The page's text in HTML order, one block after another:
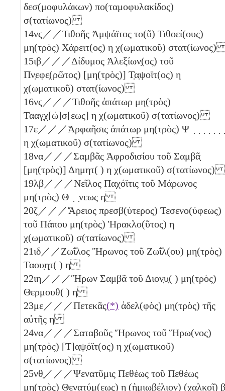
δεσ(μοφυλάκων) πο(ταμοφυλακίδος)
σ(τατίωνος)
14νϛ／／Τιθοῆς Ἀμψάϊτος το(ῦ) Τιθοεί(ους)
μη(τρὸς) Χάρειτ(ος) η χ(ωματικοῦ)
15ιβ／／／Δίδυμος Ἀλεξίων̣(ος) τοῦ
Πν̣εφε̣(ρῶτος) [μη(τρὸς)] Τ̣α̣ψοϊτ(ος) η
χ(ωματικοῦ) στατ(ίωνος)
16νϛ／／／Τιθοῆς ἀπάτωρ μη(τρὸς)
Τααγ̣χ[ώ]σ[εως] η χ(ωματικοῦ) σ(τατίωνος)
17ε／／／Ἁρφαῆσις ἀπάτωρ μη(τρὸς) Ψ ̣ ̣ ̣ ̣ ̣ ̣ ̣
η χ(ωματικοῦ) σ(τατίωνος)
18να／／／Σαμβᾶς Ἀφροδισίου τοῦ Σαμβᾶ̣
[μη(τρὸς)] Δημητ( ) η χ(ωματικοῦ) σ(τατίωνος)
19λβ／／／Νεῖλος Παχόϊτις τοῦ Μάρωνος
μη(τρὸς) Θ ̣ ̣νεως η
20ζ／／／Ἄρειος πρεσβ(ύτερος) Τεσενο(ύφεως)
τοῦ Πάπου μη(τρὸς) Ἡρακλο(ῦτος) η
χ(ωματικοῦ) σ(τατίωνος)
21ιδ／／Ζωΐλος Ἥρωνος τοῦ Ζωΐλ(ου) μη(τρὸς)
Ταου̣η̣τ( ) η
22ιη ／／／Ἥρων Σαμβᾶ τοῦ Διον̣υ̣( ) μη(τρὸς)
Θερμουθ( ) η
23με／／／Πετεκᾶς(*) ἀδελ(φὸς) μη(τρὸς) τῆς
αὐτῆς η
24να／／／Σαταβοῦς Ἥρωνος τοῦ Ἥρω(νος)
μη(τρὸς) [Τ]α̣ψ̣όϊτ(ος) η χ(ωματικοῦ)
σ(τατίωνος)
25νθ̣ ／／／Ψενατῦμις Πεθέως τοῦ Πεθέως
μη(τρὸς) Θενατύμ(εως) η (ἡμιωβέλιον) (χαλκοῖ) β